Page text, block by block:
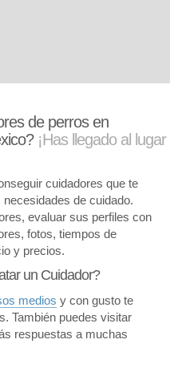
de perros en
¡Has llegado al lugar
cuidadores que te
de cuidado.
evaluar sus perfiles con
fotos, tiempos de
y precios.
un Cuidador?
medios y con gusto te
También puedes visitar
respuestas a muchas